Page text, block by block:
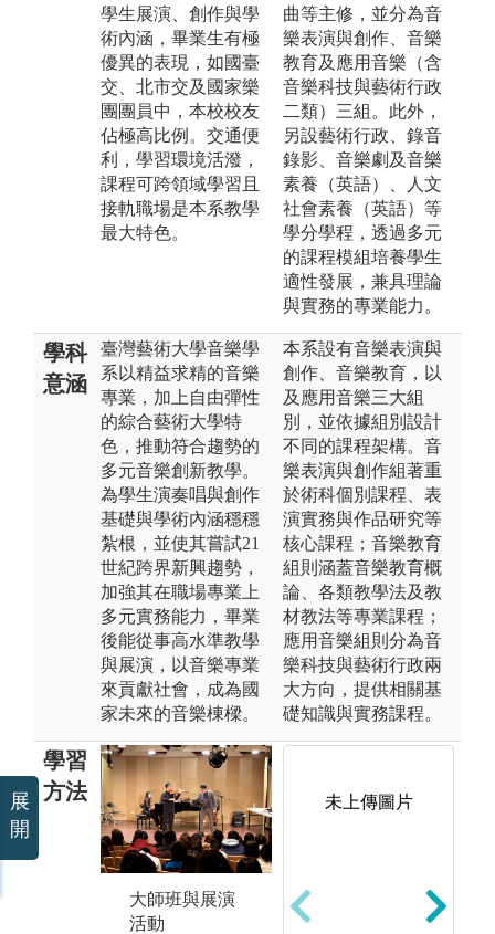
學生展演、創作與學
術內涵，畢業生有極
優異的表現，如國臺
交、北市交及國家樂
團團員中，本校校友
佔極高比例。交通便
利，學習環境活潑，
課程可跨領域學習且
接軌職場是本系教學
最大特色。
曲等主修，並分為音
樂表演與創作、音樂
教育及應用音樂（含
音樂科技與藝術行政
二類）三組。此外，
另設藝術行政、錄音
錄影、音樂劇及音樂
素養（英語）、人文
社會素養（英語）等
學分學程，透過多元
的課程模組培養學生
適性發展，兼具理論
與實務的專業能力。
學科
意涵
臺灣藝術大學音樂學
系以精益求精的音樂
專業，加上自由彈性
的綜合藝術大學特
色，推動符合趨勢的
多元音樂創新教學。
為學生演奏唱與創作
基礎與學術內涵穩穩
紮根，並使其嘗試21
世紀跨界新興趨勢，
加強其在職場專業上
多元實務能力，畢業
後能從事高水準教學
與展演，以音樂專業
來貢獻社會，成為國
家未來的音樂棟樑。
本系設有音樂表演與
創作、音樂教育，以
及應用音樂三大組
別，並依據組別設計
不同的課程架構。音
樂表演與創作組著重
於術科個別課程、表
演實務與作品研究等
核心課程；音樂教育
組則涵蓋音樂教育概
論、各類教學法及教
材教法等專業課程；
應用音樂組則分為音
樂科技與藝術行政兩
大方向，提供相關基
礎知識與實務課程。
學習
方法
大師班與展演
活動
音樂專業學術
研究
未上傳圖片
展
開